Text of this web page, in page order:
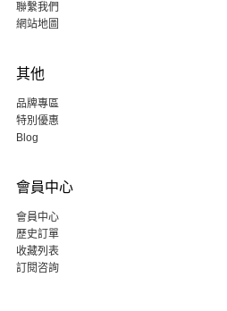
聯繫我們
網站地圖
其他
品牌專區
特別優惠
Blog
會員中心
會員中心
歷史訂單
收藏列表
訂閱咨詢